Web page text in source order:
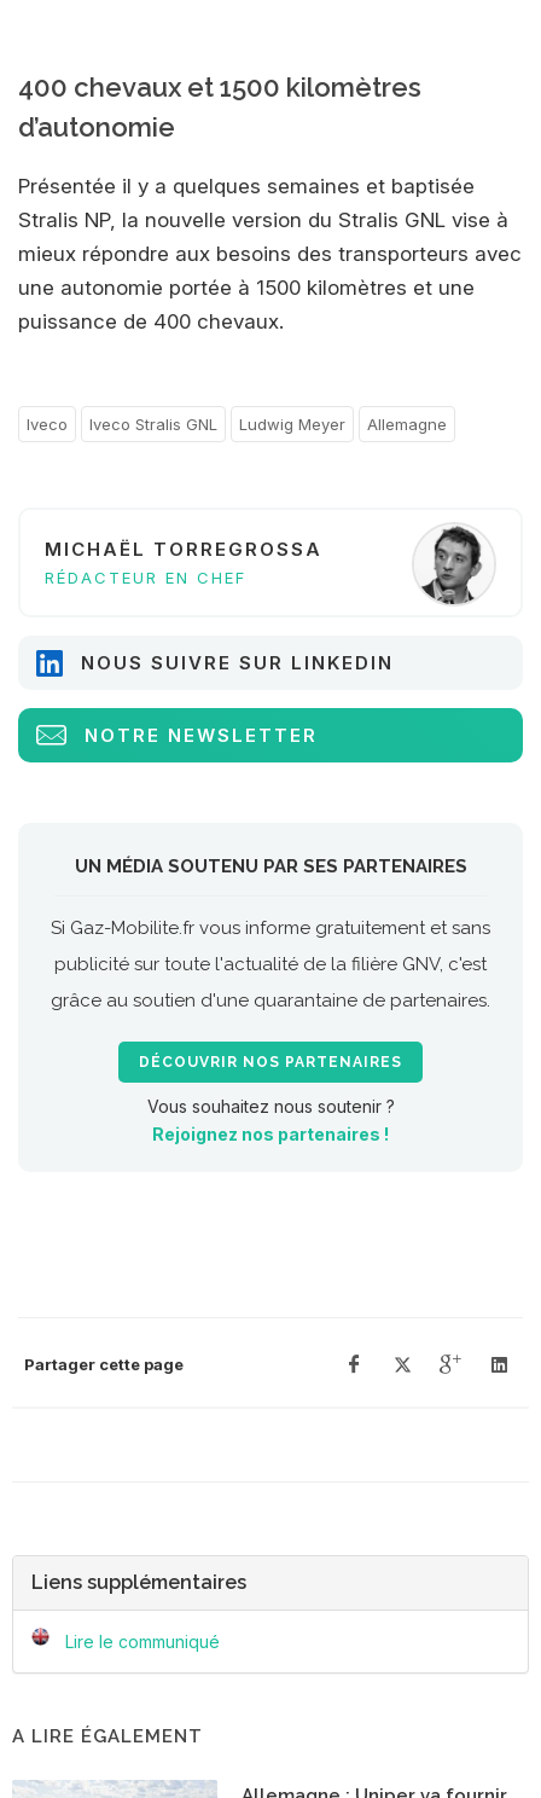
400 chevaux et 1500 kilomètres
d’autonomie
Présentée il y a quelques semaines et baptisée
Stralis NP, la nouvelle version du Stralis GNL vise à
mieux répondre aux besoins des transporteurs avec
une autonomie portée à 1500 kilomètres et une
puissance de 400 chevaux.
Iveco Iveco Stralis GNL Ludwig Meyer Allemagne
MICHAËL TORREGROSSA
RÉDACTEUR EN CHEF
NOUS SUIVRE SUR LINKEDIN
NOTRE NEWSLETTER
UN MÉDIA SOUTENU PAR SES PARTENAIRES
Si Gaz-Mobilite.fr vous informe gratuitement et sans
publicité sur toute l'actualité de la filière GNV, c'est
grâce au soutien d'une quarantaine de partenaires.
DÉCOUVRIR NOS PARTENAIRES
Vous souhaitez nous soutenir ?
Rejoignez nos partenaires !
Partager cette page
Liens supplémentaires
Lire le communiqué
A LIRE ÉGALEMENT